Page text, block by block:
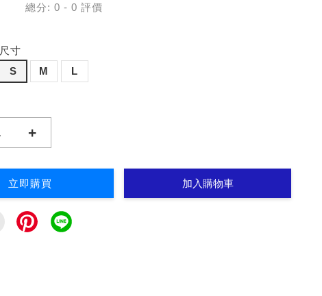
總分:0 -0 評價
尺寸
S
M L
+
立即購買 加入購物車